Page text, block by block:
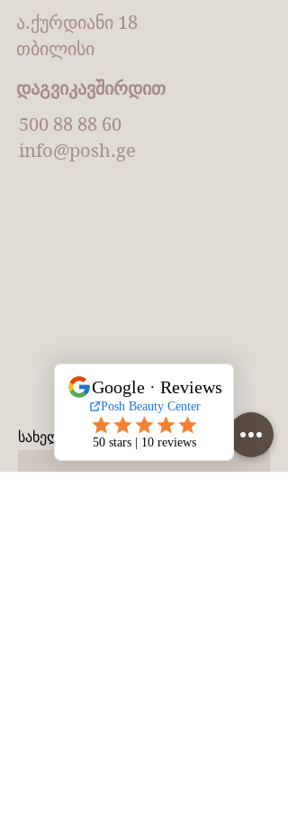
ა.ქურდიანი 18
თბილისი
დაგვიკავშირდით
500 88 88 60
info@posh.ge
სახელი